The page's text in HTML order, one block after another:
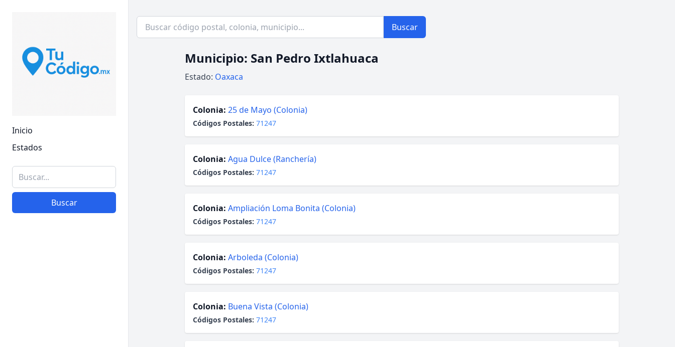
Inicio
Estados
Buscar
Buscar
Municipio: San Pedro Ixtlahuaca
Estado: Oaxaca
Colonia: 25 de Mayo (Colonia)
Códigos Postales: 71247
Colonia: Agua Dulce (Ranchería)
Códigos Postales: 71247
Colonia: Ampliación Loma Bonita (Colonia)
Códigos Postales: 71247
Colonia: Arboleda (Colonia)
Códigos Postales: 71247
Colonia: Buena Vista (Colonia)
Códigos Postales: 71247